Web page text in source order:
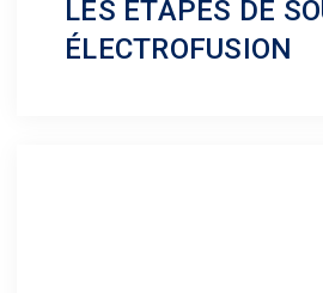
LES ÉTAPES DE
ÉLECTROFUSION